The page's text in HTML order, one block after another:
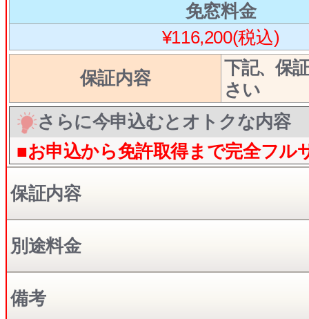
免窓料金
¥116,200(税込)
保証内容
下記、保
さい
さらに今申込むとオトクな内容
■お申込から免許取得まで完全フル
保証内容
別途料金
備考